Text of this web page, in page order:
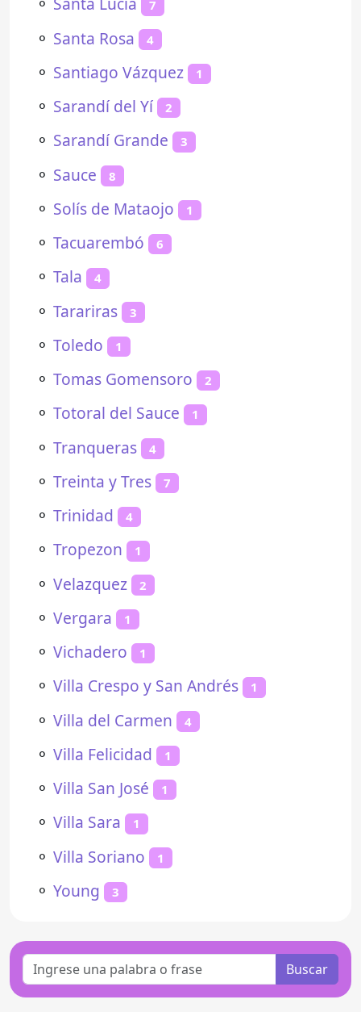
7
⚬ Santa Rosa 4
⚬ Santiago Vázquez 1
⚬ Sarandí del Yí 2
⚬ Sarandí Grande 3
⚬ Sauce 8
⚬ Solís de Mataojo 1
⚬ Tacuarembó 6
⚬ Tala 4
⚬ Tarariras 3
⚬ Toledo 1
⚬ Tomas Gomensoro 2
⚬ Totoral del Sauce 1
⚬ Tranqueras 4
⚬ Treinta y Tres 7
⚬ Trinidad 4
⚬ Tropezon 1
⚬ Velazquez 2
⚬ Vergara 1
⚬ Vichadero 1
⚬ Villa Crespo y San Andrés 1
⚬ Villa del Carmen 4
⚬ Villa Felicidad 1
⚬ Villa San José 1
⚬ Villa Sara 1
⚬ Villa Soriano 1
⚬ Young 3
Buscar